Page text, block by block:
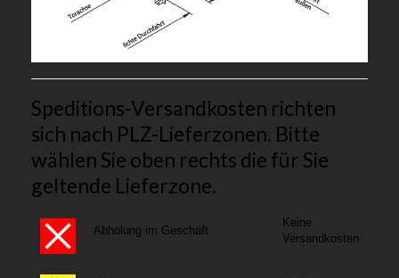
Speditions-Versandkosten richten
sich nach PLZ-Lieferzonen. Bitte
wählen Sie oben rechts die für Sie
geltende Lieferzone.
Abholung im Geschäft
Keine
Versandkosten